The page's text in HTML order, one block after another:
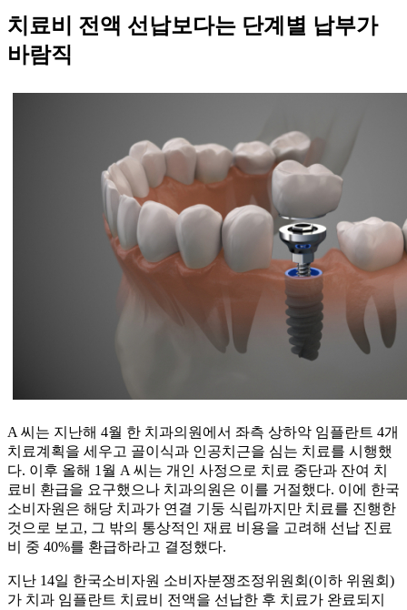
치료비 전액 선납보다는 단계별 납부가
바람직
A 씨는 지난해 4월 한 치과의원에서 좌측 상하악 임플란트 4개
치료계획을 세우고 골이식과 인공치근을 심는 치료를 시행했
다. 이후 올해 1월 A 씨는 개인 사정으로 치료 중단과 잔여 치
료비 환급을 요구했으나 치과의원은 이를 거절했다. 이에 한국
소비자원은 해당 치과가 연결 기둥 식립까지만 치료를 진행한
것으로 보고, 그 밖의 통상적인 재료 비용을 고려해 선납 진료
비 중 40%를 환급하라고 결정했다.
지난 14일 한국소비자원 소비자분쟁조정위원회(이하 위원회)
가 치과 임플란트 치료비 전액을 선납한 후 치료가 완료되지